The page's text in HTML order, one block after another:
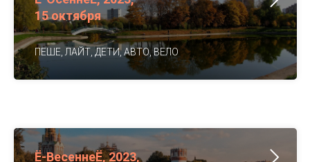
15 октября
ПЕШЕ, ЛАЙТ, ДЕТИ, АВТО, ВЕЛО
Ё-ВесеннеЁ, 2023,